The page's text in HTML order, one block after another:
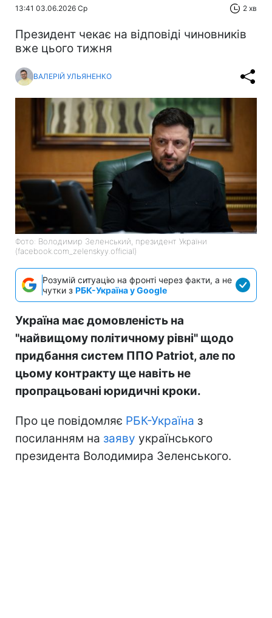
13:41 03.06.2026 Ср 2 хв
Президент чекає на відповіді чиновників
вже цього тижня
ВАЛЕРІЙ УЛЬЯНЕНКО
Фото: Володимир Зеленський, президент України
(facebook.com_zelenskyy.official)
Розумій ситуацію на фронті через факти, а не
чутки з РБК-Україна у Google
Україна має домовленість на
"найвищому політичному рівні" щодо
придбання систем ППО Patriot, але по
цьому контракту ще навіть не
пропрацьовані юридичні кроки.
Про це повідомляє РБК-Україна з
посиланням на заяву українського
президента Володимира Зеленського.